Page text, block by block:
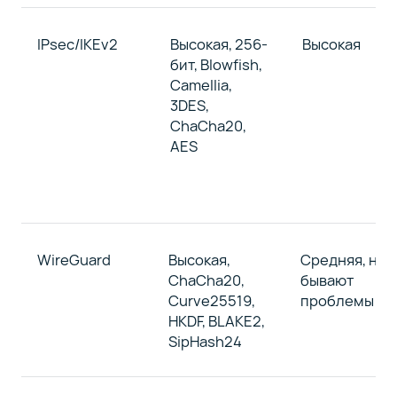
IPsec/IKEv2
Высокая, 256-
бит, Blowfish,
Camellia,
3DES,
ChaCha20,
AES
Высокая
WireGuard
Высокая,
ChaCha20,
Curve25519,
HKDF, BLAKE2,
SipHash24
Средняя, но
бывают
проблемы